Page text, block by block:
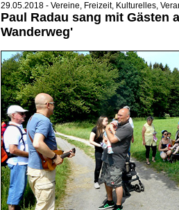
29.05.2018 - Vereine, Freizeit, Kulturelles,
Paul Radau sang mit Gästen
Wanderweg'